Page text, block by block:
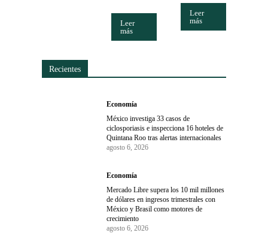
Leer
más
Leer
más
Recientes
Economía
México investiga 33 casos de
ciclosporiasis e inspecciona 16 hoteles de
Quintana Roo tras alertas internacionales
agosto 6, 2026
Economía
Mercado Libre supera los 10 mil millones
de dólares en ingresos trimestrales con
México y Brasil como motores de
crecimiento
agosto 6, 2026